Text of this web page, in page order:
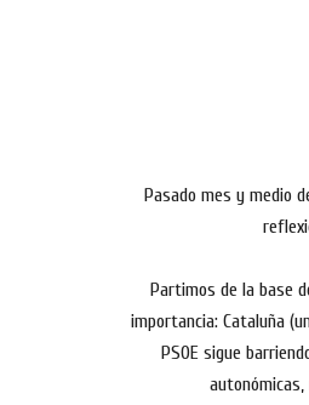
Pasado mes y medio
Partimos de la base
importancia: Cataluña
PSOE sigue